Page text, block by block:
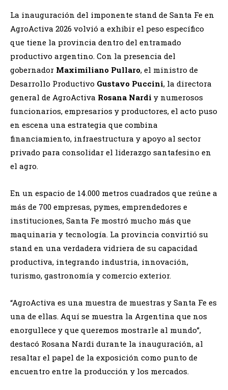
La inauguración del imponente stand de Santa Fe en
AgroActiva 2026 volvió a exhibir el peso específico
que tiene la provincia dentro del entramado
productivo argentino. Con la presencia del
gobernador Maximiliano Pullaro, el ministro de
Desarrollo Productivo Gustavo Puccini, la directora
general de AgroActiva Rosana Nardi y numerosos
funcionarios, empresarios y productores, el acto puso
en escena una estrategia que combina
financiamiento, infraestructura y apoyo al sector
privado para consolidar el liderazgo santafesino en
el agro.
En un espacio de 14.000 metros cuadrados que reúne a
más de 700 empresas, pymes, emprendedores e
instituciones, Santa Fe mostró mucho más que
maquinaria y tecnología. La provincia convirtió su
stand en una verdadera vidriera de su capacidad
productiva, integrando industria, innovación,
turismo, gastronomía y comercio exterior.
“AgroActiva es una muestra de muestras y Santa Fe es
una de ellas. Aquí se muestra la Argentina que nos
enorgullece y que queremos mostrarle al mundo”,
destacó Rosana Nardi durante la inauguración, al
resaltar el papel de la exposición como punto de
encuentro entre la producción y los mercados.